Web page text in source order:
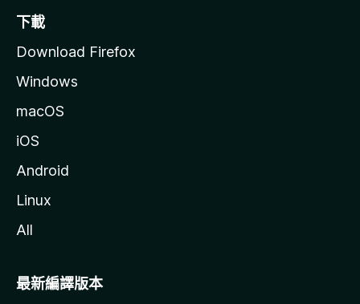
下載
Download Firefox
Windows
macOS
iOS
Android
Linux
All
最新編譯版本